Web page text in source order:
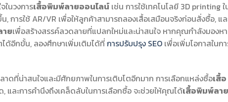
ในวงการเสื้อพิมพ์ลายออนไลน์ เช่น การใช้เทคโนโลยี 3D printing ใ
การใช้ AR/VR เพื่อให้ลูกค้าสามารถลองเสื้อเสมือนจริงก่อนสั่งซื้อ, แล
ยเพื่อสร้างสรรค์ลวดลายที่แปลกใหม่และน่าสนใจ หากคุณกำลังมองหา
ด้อีกขั้น, ลองศึกษาเพิ่มเติมได้ที่การปรับปรุง SEO เพื่อเพิ่มโอกาสในก
าดที่น่าสนใจและมีศักยภาพในการเติบโตอีกมาก การเลือกแหล่งซื้อเสื้อ
และการคำนึงถึงเคล็ดลับในการเลือกซื้อ จะช่วยให้คุณได้เสื้อพิมพ์ลาย